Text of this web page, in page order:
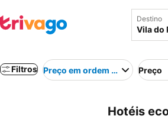
Destino
Filtros Preço em ordem crescentePreço
Hotéis